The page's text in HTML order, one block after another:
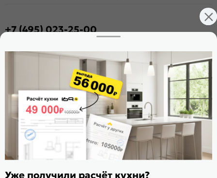
+7 (495) 023-25-00
Стать дилером
Расскажите о нас
Поделиться
Оцените магазин
ИКС 1180
© 2015—2026 Интернет-магазин мебели Mebel169.ru
Уже получили расчёт кухни?